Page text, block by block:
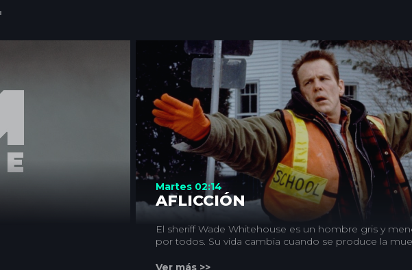
Martes 02:14
AFLICCIÓN
El sheriff Wade Whitehouse es un hombre gris y
por todos. Su vida cambia cuando se produce la
trata de un accidente, él está convencido de que se
Ver más >>